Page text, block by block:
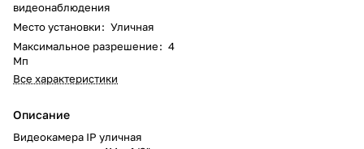
видеонаблюдения
Место установки: Уличная
Максимальное разрешение: 4
Мп
Все характеристики
Описание
Видеокамера IP уличная